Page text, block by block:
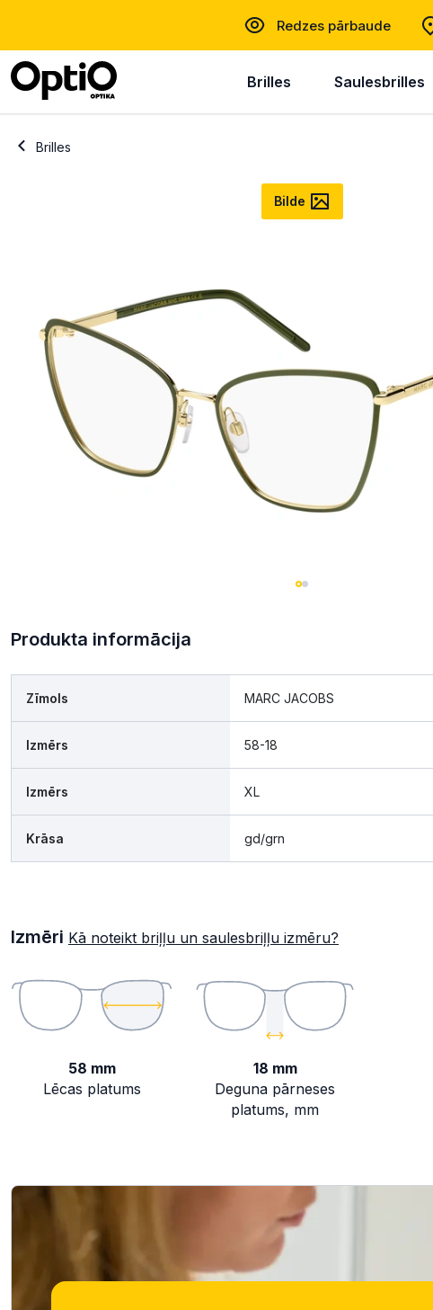
Redzes pārbaude
Brilles Saulesbrilles
Brilles
Bilde
Produkta informācija
Zīmols MARC JACOBS
Izmērs 58-18
Izmērs XL
Krāsa gd/grn
Izmēri Kā noteikt briļļu un saulesbriļļu izmēru?
58 mm
Lēcas platums
18 mm
Deguna pārneses
platums, mm